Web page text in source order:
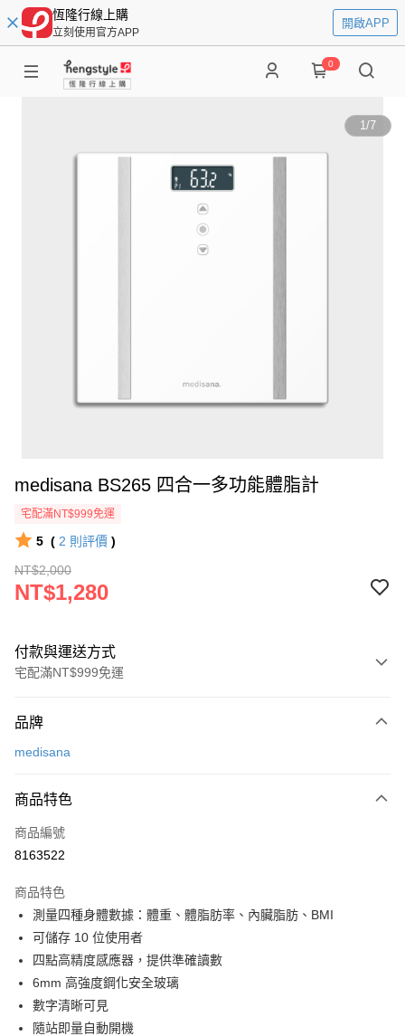
恆隆行線上購
立刻使用官方APP
開啟APP
0
1/7
medisana BS265 四合一多功能體脂計
宅配滿NT$999免運
5 ( 2 則評價 )
NT$2,000
NT$1,280
付款與運送方式
宅配滿NT$999免運
信用卡一次付款
3 期 0 利率 每期
合作金庫商業銀行
上海商業儲蓄銀行
臺灣中小企業銀行
匯豐（台灣）商業銀行
華泰商業銀行
聯邦商業銀行
元大商業銀行
永豐商業銀行
玉山商業銀行
台灣樂天信用卡公司
合作金庫商業銀行
上海商業儲蓄銀行
國泰世華商業銀行
兆豐國際商業銀行
匯豐（台灣）商業銀行
聯邦商業銀行
遠東國際商業銀行
元大商業銀行
玉山商業銀行
台新國際商業銀行
即享券
LINE Pay
Apple Pay
街口支付
Google Pay
ATM付款
品牌
medisana
商品特色
商品編號
8163522
商品特色
測量四種身體數據：體重、體脂肪率、內臟脂肪、BMI
可儲存 10 位使用者
四點高精度感應器，提供準確讀數
6mm 高強度鋼化安全玻璃
數字清晰可見
隨站即量自動開機